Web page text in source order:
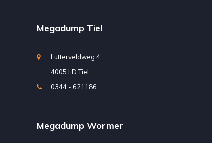
Megadump Tiel
Lutterveldweg 4
4005 LD Tiel
0344 - 621186
Megadump Wormer